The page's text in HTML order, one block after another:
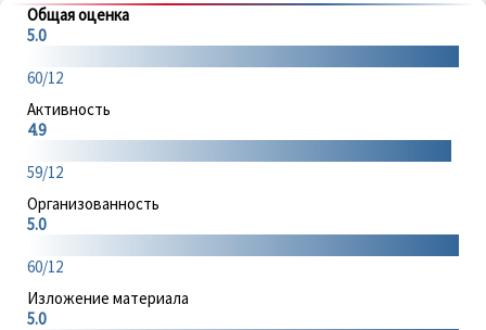
Общая оценка
5.0
60/12
Активность
4.9
59/12
Организованность
5.0
60/12
Изложение материала
5.0